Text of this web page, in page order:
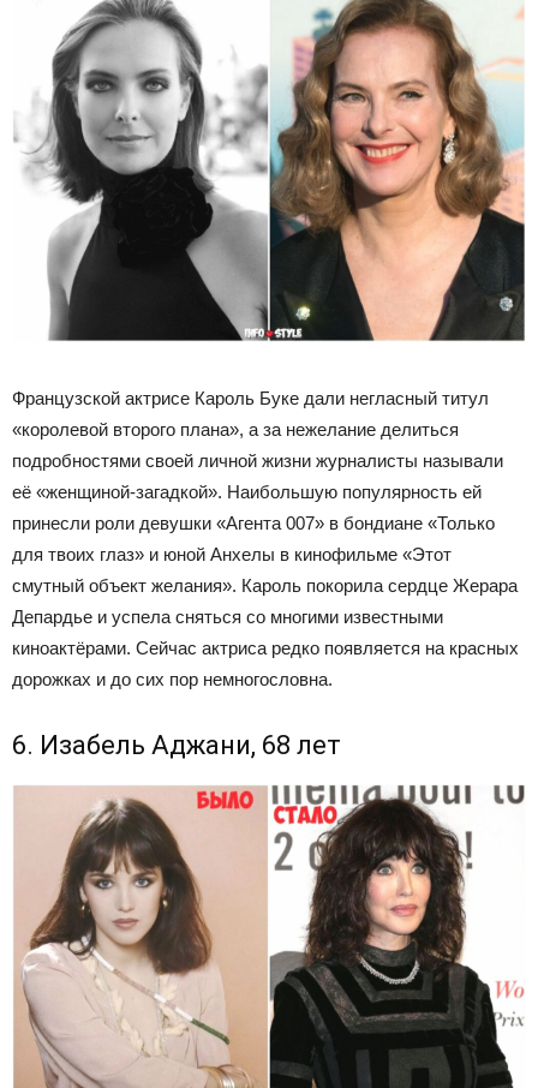
Французской актрисе Кароль Буке дали негласный титул
«королевой второго плана», а за нежелание делиться
подробностями своей личной жизни журналисты называли
её «женщиной-загадкой». Наибольшую популярность ей
принесли роли девушки «Агента 007» в бондиане «Только
для твоих глаз» и юной Анхелы в кинофильме «Этот
смутный объект желания». Кароль покорила сердце Жерара
Депардье и успела сняться со многими известными
киноактёрами. Сейчас актриса редко появляется на красных
дорожках и до сих пор немногословна.
6. Изабель Аджани, 68 лет